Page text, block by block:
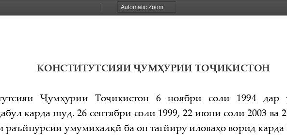
Zoom
Zoom
КОНСТИТУТСИЯИ ҶУМҲУРИИ ТОҶИКИСТОН
Ҷумҳурии  Тоҷикистон  6  ноябри  соли  1994  дар
карда шуд. 26 сентябри соли 1999, 22 июни соли 2003 ва
раъйпурсии умумихалқӣ ба он тағйиру иловаҳо ворид карда